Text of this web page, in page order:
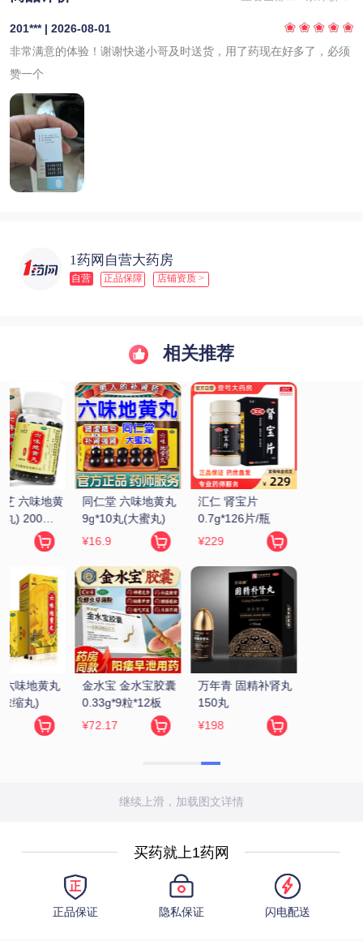
201*** | 2026-08-01
非常满意的体验！谢谢快递小哥及时送货，用了药现在好多了，必须
赞一个
1药网自营大药房
自营 正品保障 店铺资质 >
相关推荐
继续上滑，加载图文详情
买药就上1药网
正品保证 隐私保证 闪电配送